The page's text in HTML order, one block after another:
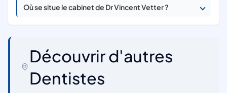
Où se situe le cabinet de Dr Vincent Vetter ?
Découvrir d'autres
Dentistes